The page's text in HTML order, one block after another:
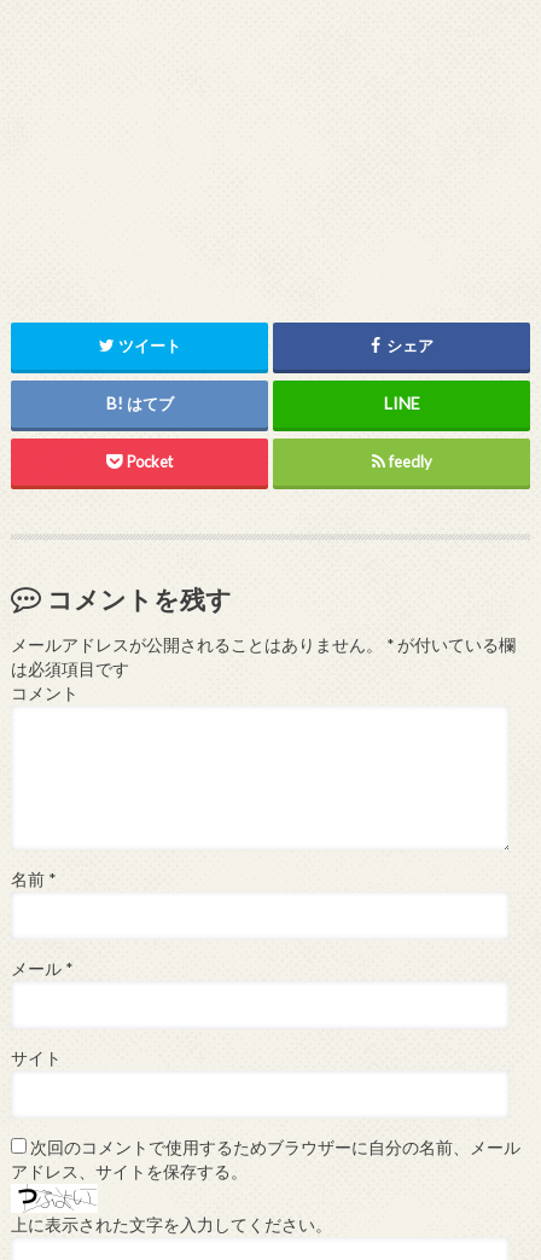
ツイート シェア
はてブ
Pocket feedly
コメントを残す
メールアドレスが公開されることはありません。 *が付いている欄
は必須項目です
コメント
名前 *
メール *
サイト
次回のコメントで使用するためブラウザーに自分の名前、メール
アドレス、サイトを保存する。
上に表示された文字を入力してください。